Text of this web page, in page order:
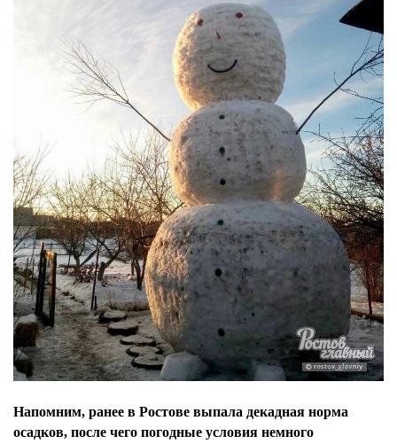
Напомним, ранее в Ростове выпала декадная норма
осадков, после чего погодные условия немного